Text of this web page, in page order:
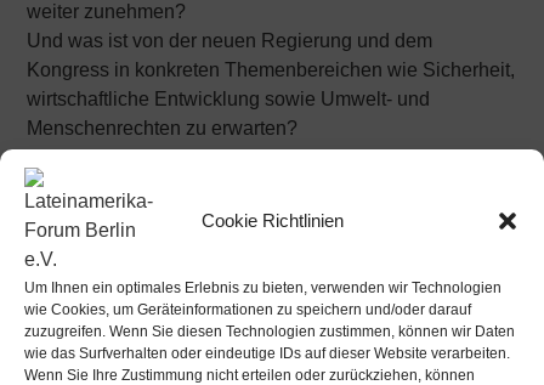
Cookie Richtlinien
Um Ihnen ein optimales Erlebnis zu bieten, verwenden wir Technologien
wie Cookies, um Geräteinformationen zu speichern und/oder darauf
zuzugreifen. Wenn Sie diesen Technologien zustimmen, können wir Daten
wie das Surfverhalten oder eindeutige IDs auf dieser Website verarbeiten.
Wenn Sie Ihre Zustimmung nicht erteilen oder zurückziehen, können
weiter zunehmen?
Und was ist von der neuen Regierung und dem
Kongress in konkreten Themenbereichen wie Sicherheit,
wirtschaftliche Entwicklung sowie Umwelt- und
Menschenrechten zu erwarten?
Bei dieser Veranstaltung werden wir mit Expertinnen die
Wahlergebnisse analysieren und einen Ausblick auf die
kommenden fünf Jahre in Peru halten.
Podiumsteilnehmer:innen:
Germán Vargas– Menschenrechtsaktivist, Nationale
Menschenrechtskoordination (CNDDHH)
Marisa Glave– Soziologin, Aktivistin und ehemalige